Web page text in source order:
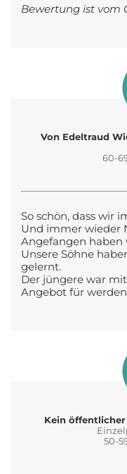
Bewertung ist vom
Von Edeltraud
60-
So schön, dass wir
Und immer wieder
Angefangen haben
Unsere Söhne
gelernt.
Der jüngere war
Angebot für
Kein öffentlicher
50-